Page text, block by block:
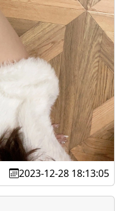
2023-12-28 18:13:05